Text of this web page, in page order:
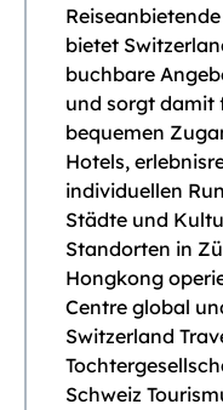
bietet
buchbare
und sorgt damit
bequemen
Hotels,
individuellen
Städte und
Standorten in
Hongkong
Centre global
Switzerland
Schweiz